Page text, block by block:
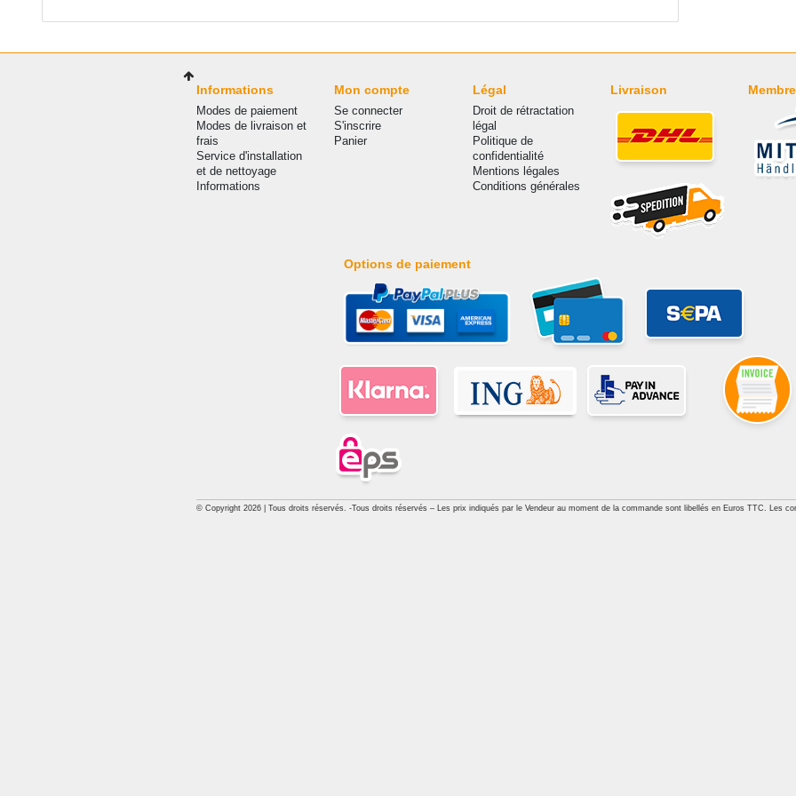
Informations
Modes de paiement
Modes de livraison et
frais
Service d'installation
et de nettoyage
Informations
Mon compte
Se connecter
S'inscrire
Panier
Légal
Droit de rétractation
légal
Politique de
confidentialité
Mentions légales
Conditions générales
Livraison
Options de paiement
© Copyright 2026 | Tous droits réservés. -Tous droits réservés – Les prix indiqués par le Vendeur au moment de la commande sont libellés en Euros TTC. Les